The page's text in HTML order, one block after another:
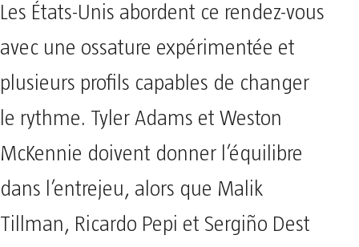
Les États-Unis abordent ce rendez-vous
avec une ossature expérimentée et
plusieurs profils capables de changer
le rythme. Tyler Adams et Weston
McKennie doivent donner l’équilibre
dans l’entrejeu, alors que Malik
Tillman, Ricardo Pepi et Sergiño Dest